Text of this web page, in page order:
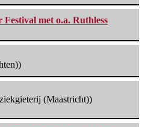
met o.a. Ruthless
(Maastricht))